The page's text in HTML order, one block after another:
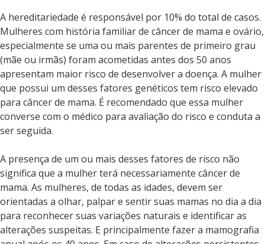
A hereditariedade é responsável por 10% do total de casos.
Mulheres com história familiar de câncer de mama e ovário,
especialmente se uma ou mais parentes de primeiro grau
(mãe ou irmãs) foram acometidas antes dos 50 anos
apresentam maior risco de desenvolver a doença. A mulher
que possui um desses fatores genéticos tem risco elevado
para câncer de mama. É recomendado que essa mulher
converse com o médico para avaliação do risco e conduta a
ser seguida.
A presença de um ou mais desses fatores de risco não
significa que a mulher terá necessariamente câncer de
mama. As mulheres, de todas as idades, devem ser
orientadas a olhar, palpar e sentir suas mamas no dia a dia
para reconhecer suas variações naturais e identificar as
alterações suspeitas. E principalmente fazer a mamografia